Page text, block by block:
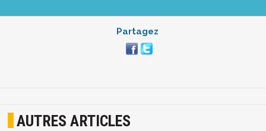
Partagez
AUTRES ARTICLES